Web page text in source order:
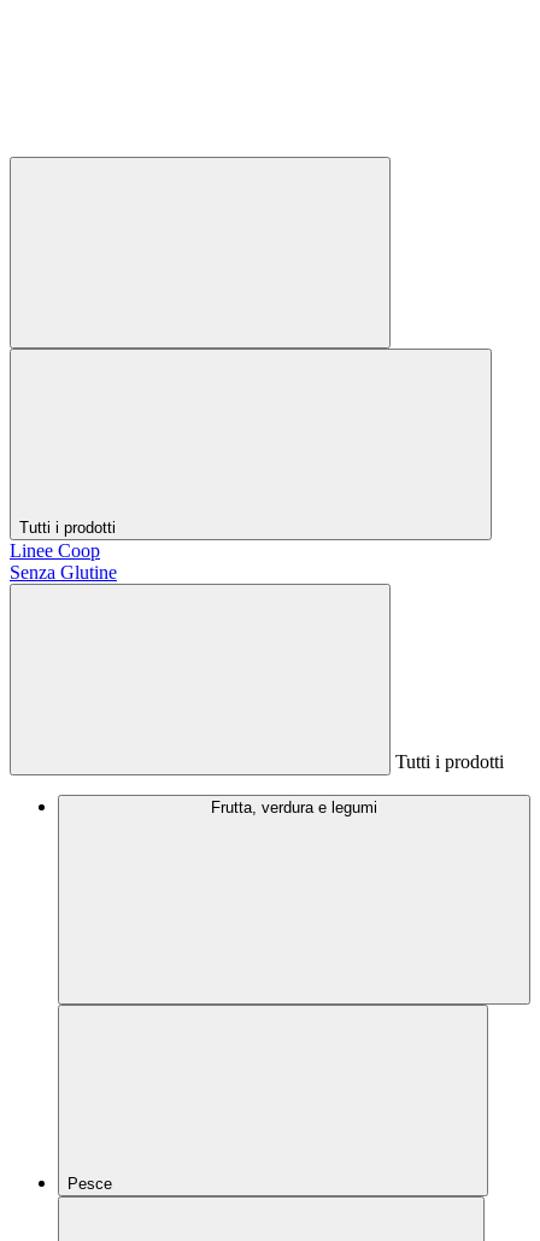
Tutti i prodotti
Linee Coop
Senza Glutine
Tutti i prodotti
Frutta, verdura e legumi
Pesce